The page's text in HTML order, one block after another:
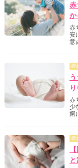
赤
か
赤
安
意
尋
赤
少
痢
尋